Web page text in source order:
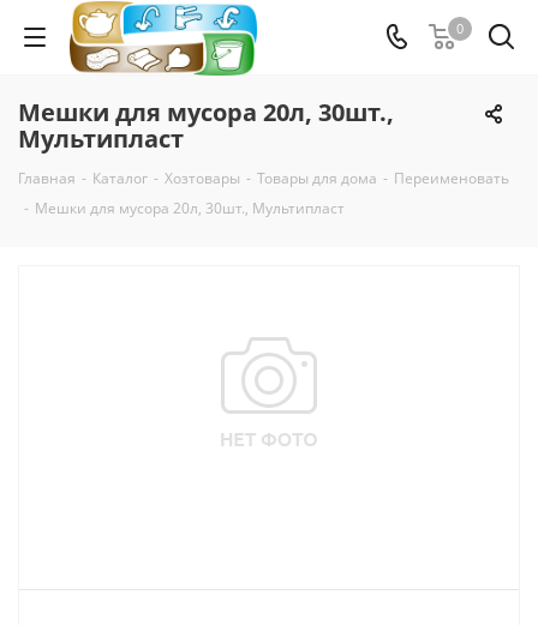
0
Мешки для мусора 20л, 30шт.,
Мультипласт
Главная - Каталог - Хозтовары - Товары для дома - Переименовать
- Мешки для мусора 20л, 30шт., Мультипласт